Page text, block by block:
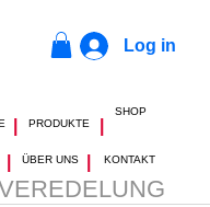
Log in
PRODUKTE
SHOP
ÜBER UNS
KONTAKT